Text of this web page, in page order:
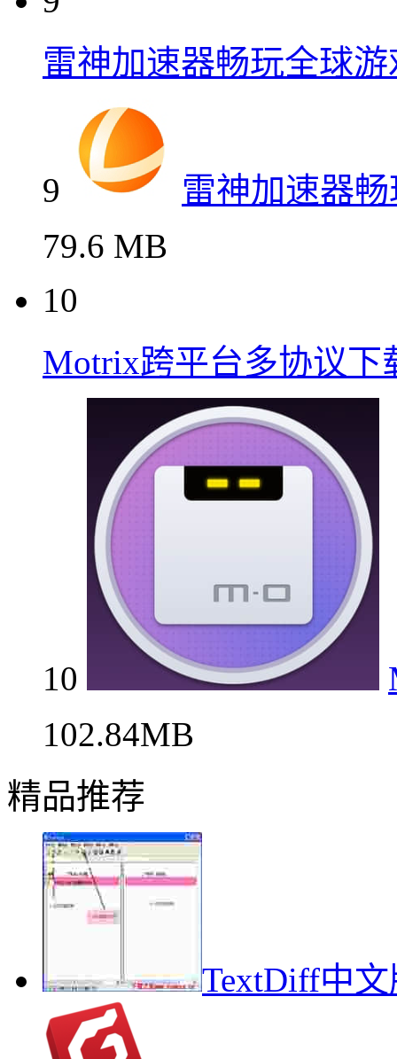
雷神加速器畅玩全球
9
雷神加速器
79.6 MB
10
Motrix跨平台多协议下
10
102.84MB
精品推荐
TextDiff中